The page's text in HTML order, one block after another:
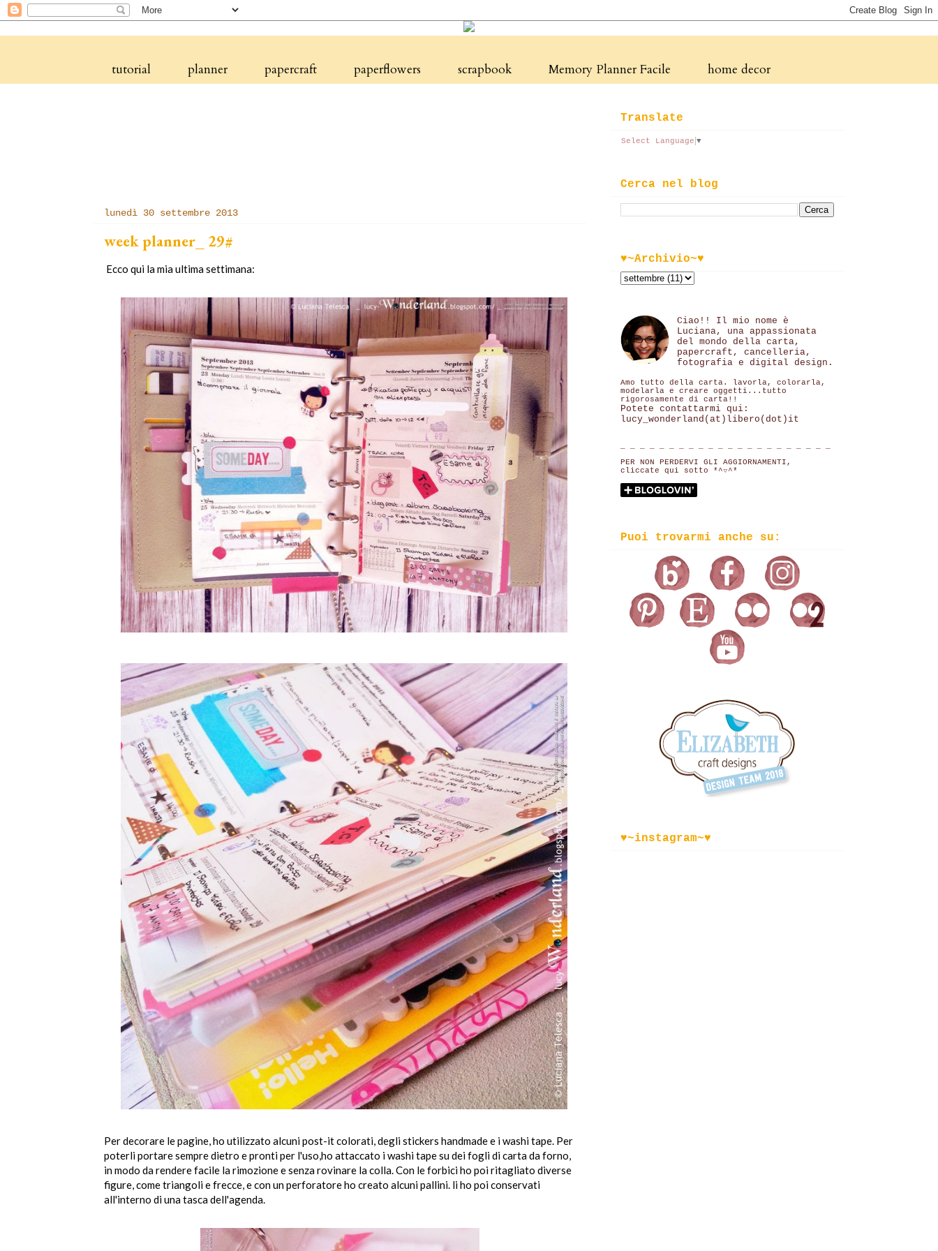
tutorial planner papercraft paperflowers scrapbook Memory Planner Facile home decor
lunedì 30 settembre 2013
week planner_ 29#
Ecco qui la mia ultima settimana:
Per decorare le pagine, ho utilizzato alcuni post-it colorati, degli stickers handmade e i washi tape. Per
poterli portare sempre dietro e pronti per l'uso,ho attaccato i washi tape su dei fogli di carta da forno,
in modo da rendere facile la rimozione e senza rovinare la colla. Con le forbici ho poi ritagliato diverse
figure, come triangoli e frecce, e con un perforatore ho creato alcuni pallini. li ho poi conservati
all'interno di una tasca dell'agenda.
Translate
Select Language ▼
Cerca nel blog
♥~Archivio~♥
Ciao!! Il mio nome è
Luciana, una appassionata
del mondo della carta,
papercraft, cancelleria,
fotografia e digital design.
Amo tutto della carta. lavorla, colorarla,
modelarla e creare oggetti...tutto
rigorosamente di carta!!
Potete contattarmi qui:
lucy_wonderland(at)libero(dot)it
PER NON PERDERVI GLI AGGIORNAMENTI,
cliccate qui sotto *^▽^*
Puoi trovarmi anche su:
♥~instagram~♥